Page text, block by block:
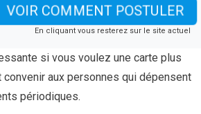
VOIR COMMENT POSTULER
En cliquant vous resterez sur le site actuel
si vous voulez une carte plus
aux personnes qui dépensent
périodiques.